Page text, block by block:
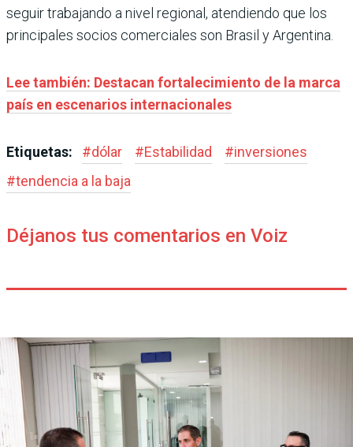
seguir trabajando a nivel regional, atendiendo que los
principales socios comerciales son Brasil y Argentina.
Lee también: Destacan fortalecimiento de la marca
país en escenarios internacionales
Etiquetas: #dólar #Estabilidad #inversiones
#tendencia a la baja
Déjanos tus comentarios en Voiz